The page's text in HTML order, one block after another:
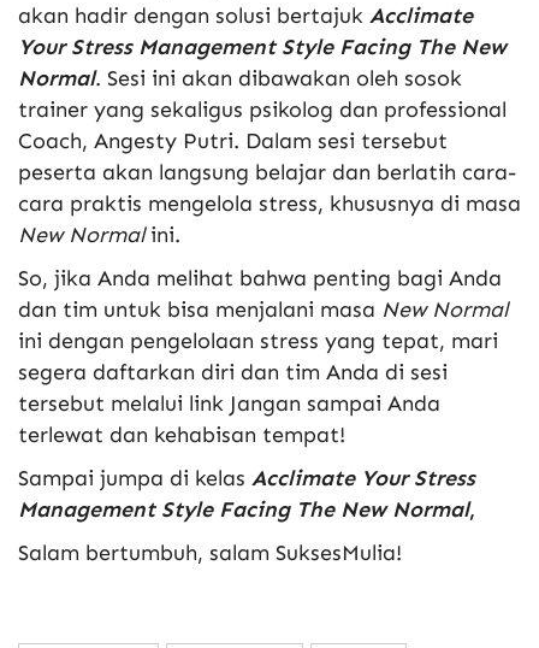
akan hadir dengan solusi bertajuk Acclimate
Your Stress Management Style Facing The New
Normal. Sesi ini akan dibawakan oleh sosok
trainer yang sekaligus psikolog dan professional
Coach, Angesty Putri. Dalam sesi tersebut
peserta akan langsung belajar dan berlatih cara-
cara praktis mengelola stress, khususnya di masa
New Normalini.
So, jika Anda melihat bahwa penting bagi Anda
dan tim untuk bisa menjalani masa New Normal
ini dengan pengelolaan stress yang tepat, mari
segera daftarkan diri dan tim Anda di sesi
tersebut melalui link Jangan sampai Anda
terlewat dan kehabisan tempat!
Sampai jumpa di kelas Acclimate Your Stress
Management Style Facing The New Normal,
Salam bertumbuh, salam SuksesMulia!